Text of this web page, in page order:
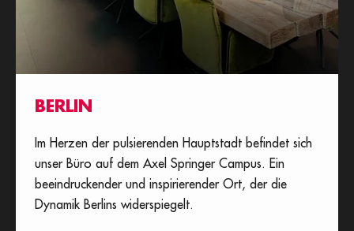
BERLIN
Im Herzen der pulsierenden Hauptstadt befindet sich
unser Büro auf dem Axel Springer Campus. Ein
beeindruckender und inspirierender Ort, der die
Dynamik Berlins widerspiegelt.